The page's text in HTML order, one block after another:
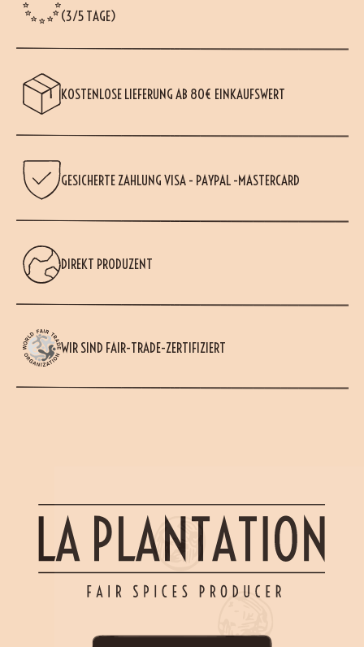
(3/5 TAGE)
KOSTENLOSE LIEFERUNG AB 80€ EINKAUFSWERT
GESICHERTE ZAHLUNG VISA - PAYPAL -MASTERCARD
DIREKT PRODUZENT
WIR SIND FAIR-TRADE-ZERTIFIZIERT